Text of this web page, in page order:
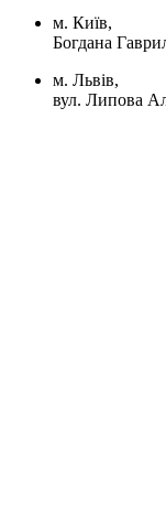
м. Київ,
Богдана
м. Львів,
вул. Липова